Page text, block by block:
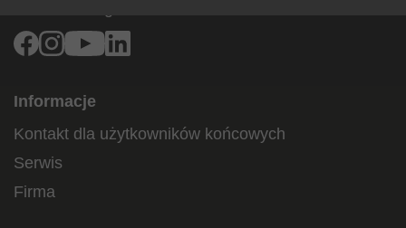
Facebook
InstagramYoutube
Informacje
Kontakt dla użytkowników końcowych
Serwis
Firma